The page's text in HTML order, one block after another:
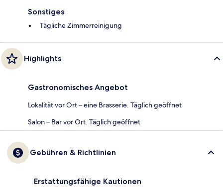
Sonstiges
Tägliche Zimmerreinigung
Highlights
Gastronomisches Angebot
Lokalität vor Ort – eine Brasserie. Täglich geöffnet
Salon – Bar vor Ort. Täglich geöffnet
Gebühren & Richtlinien
Erstattungsfähige Kautionen